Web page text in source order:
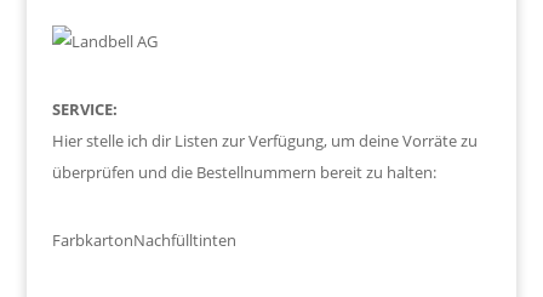
SERVICE:
Hier stelle ich dir Listen zur Verfügung, um deine Vorräte zu
überprüfen und die Bestellnummern bereit zu halten:
FarbkartonNachfülltinten